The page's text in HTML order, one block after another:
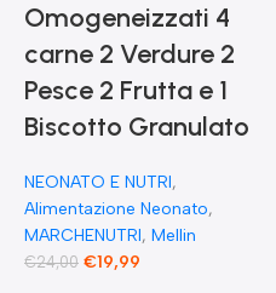
Omogeneizzati 4
carne 2 Verdure 2
Pesce 2 Frutta e 1
Biscotto Granulato
NEONATO E NUTRI,
Alimentazione Neonato,
MARCHENUTRI, Mellin
€24,00 €19,99